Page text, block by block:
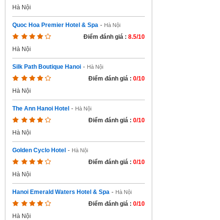
Hà Nội
Quoc Hoa Premier Hotel & Spa - Hà Nội
Điểm đánh giá : 8.5/10
Hà Nội
Silk Path Boutique Hanoi - Hà Nội
Điểm đánh giá : 0/10
Hà Nội
The Ann Hanoi Hotel - Hà Nội
Điểm đánh giá : 0/10
Hà Nội
Golden Cyclo Hotel - Hà Nội
Điểm đánh giá : 0/10
Hà Nội
Hanoi Emerald Waters Hotel & Spa - Hà Nội
Điểm đánh giá : 0/10
Hà Nội